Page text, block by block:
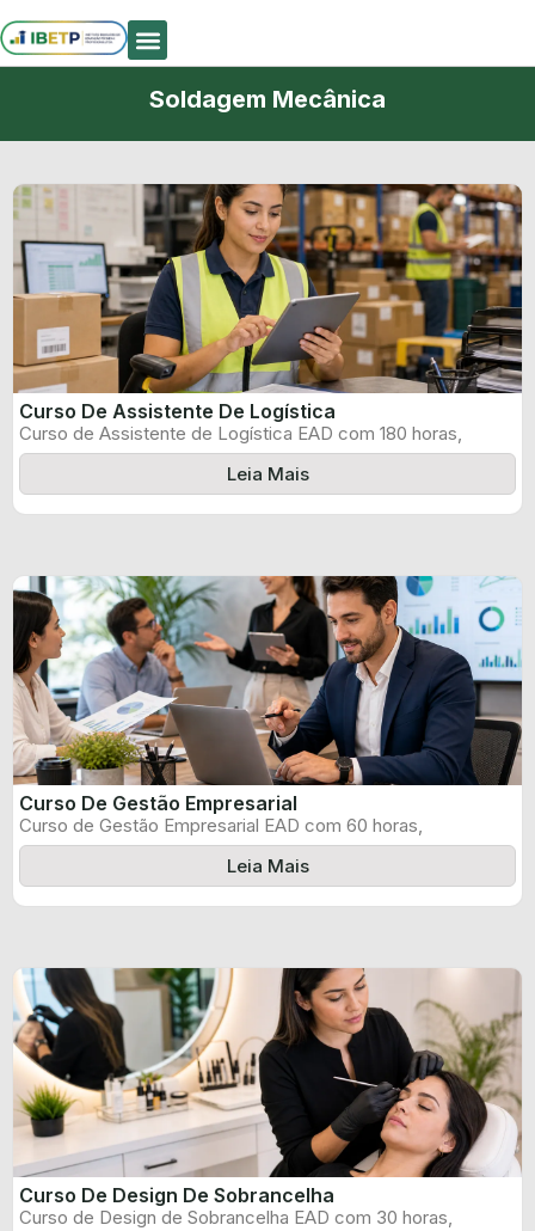
Soldagem Mecânica
Curso De Assistente De Logística
Curso de Assistente de Logística EAD com 180 horas,
certificado informado pelo produtor ...
Leia Mais
Curso De Gestão Empresarial
Curso de Gestão Empresarial EAD com 60 horas,
certificado informado pelo produtor e ...
Leia Mais
Curso De Design De Sobrancelha
Curso de Design de Sobrancelha EAD com 30 horas,